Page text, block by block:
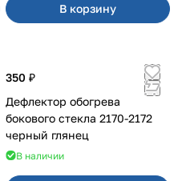
В корзину
350 ₽
Дефлектор обогрева
бокового стекла 2170-2172
черный глянец
В наличии